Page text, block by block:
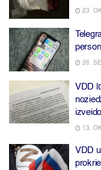
23.
26.
VDD
13.
VDD